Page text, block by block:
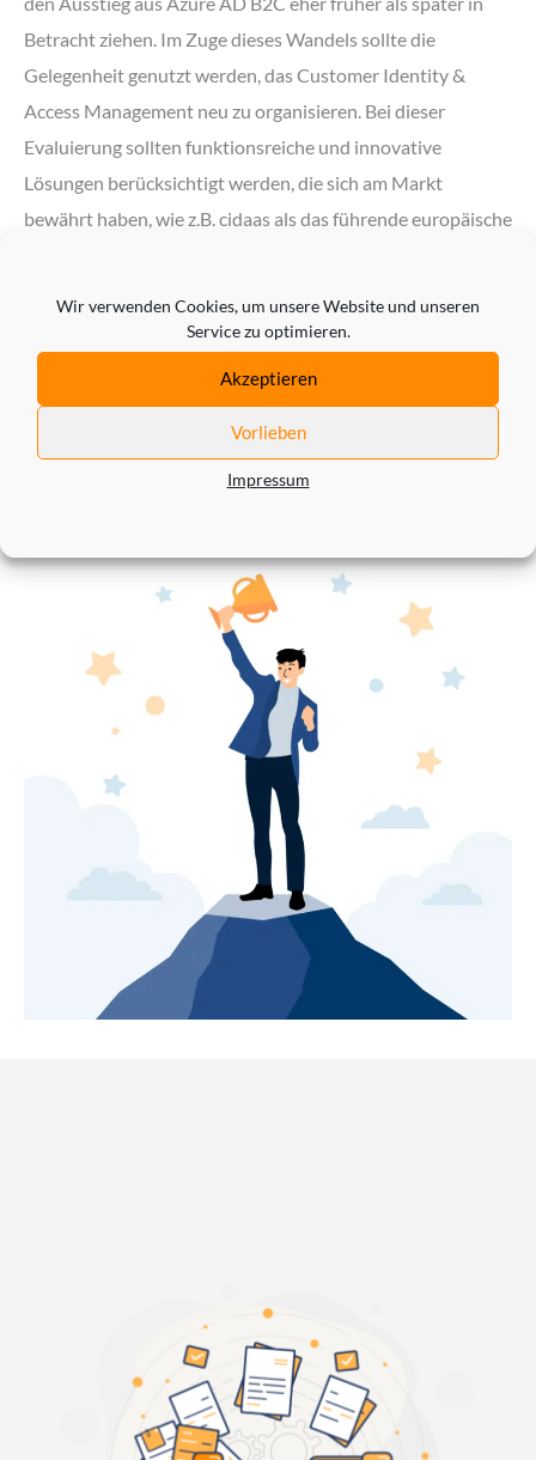
Wir verwenden Cookies, um unsere Website und unseren
Service zu optimieren.
Akzeptieren
Vorlieben
Impressum
Betracht ziehen. Im Zuge dieses Wandels sollte die
Gelegenheit genutzt werden, das Customer Identity &
Access Management neu zu organisieren. Bei dieser
Evaluierung sollten funktionsreiche und innovative
Lösungen berücksichtigt werden, die sich am Markt
bewährt haben, wie z.B. cidaas als das führende europäische
Microsoft oder auf eine führende und innovative Lösung
auf dem Markt.
Microsoft zwingt seine Kunden zu einer Bewertung und
damit möglicherweise zu Ihrem Glück.